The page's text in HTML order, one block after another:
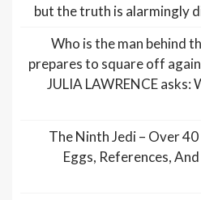
but the truth is alarmingly
Who is the man behind
prepares to square off
JULIA LAWRENCE
The Ninth Jedi – Over
Eggs, References,